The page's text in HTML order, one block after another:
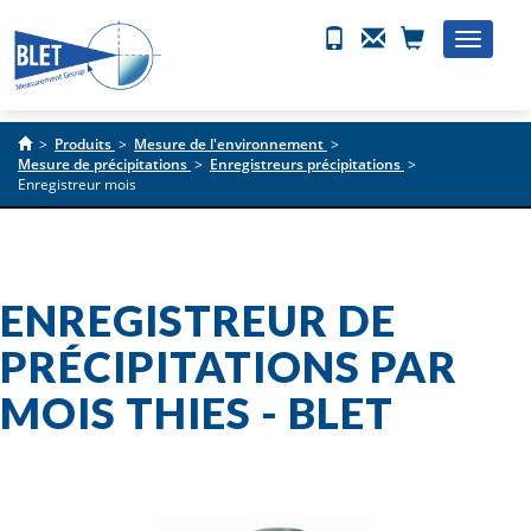
Toggle
> Produits > Mesure de l'environnement >
Mesure de précipitations > Enregistreurs précipitations >
Enregistreur mois
ENREGISTREUR DE
PRÉCIPITATIONS PAR
MOIS THIES - BLET